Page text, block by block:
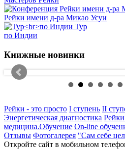
Рейки имени д-ра Микао Усуи
Тур
по Индии
Книжные новинки
Рейки - это просто I ступень II
Энергетическая диагностика
медицина.Обучение On-line
Отзывы Фотогалерея "Сам себе
Откройте сайт в мобильном